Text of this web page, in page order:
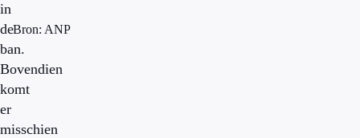
in
de
ban.
Bovendien
komt
er
misschien
Bron: ANP